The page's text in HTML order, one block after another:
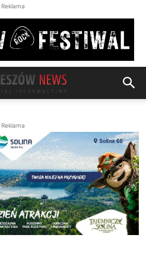
Reklama
Reklama